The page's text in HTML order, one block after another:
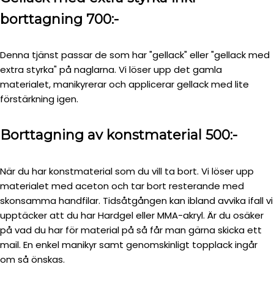
borttagning 700:-
Denna tjänst passar de som har "gellack" eller "gellack med
extra styrka" på naglarna. Vi löser upp det gamla
materialet, manikyrerar och applicerar gellack med lite
förstärkning igen.
Borttagning av konstmaterial 500:-
När du har konstmaterial som du vill ta bort. Vi löser upp
materialet med aceton och tar bort resterande med
skonsamma handfilar. Tidsåtgången kan ibland avvika ifall vi
upptäcker att du har Hardgel eller MMA-akryl. Är du osäker
på vad du har för material på så får man gärna skicka ett
mail. En enkel manikyr samt genomskinligt topplack ingår
om så önskas.